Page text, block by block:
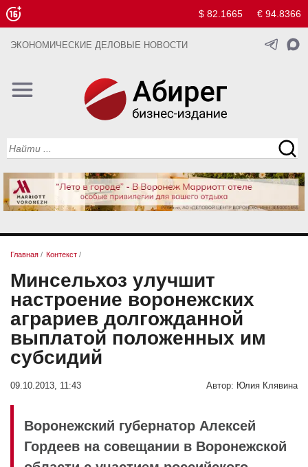
$ 82.1665 € 94.8366
ЭКОНОМИЧЕСКИЕ ДЕЛОВЫЕ НОВОСТИ
Главная / Контекст /
Минсельхоз улучшит
настроение воронежских
аграриев долгожданной
выплатой положенных им
субсидий
09.10.2013, 11:43 Автор: Юлия Клявина
Воронежский губернатор Алексей
Гордеев на совещании в Воронежской